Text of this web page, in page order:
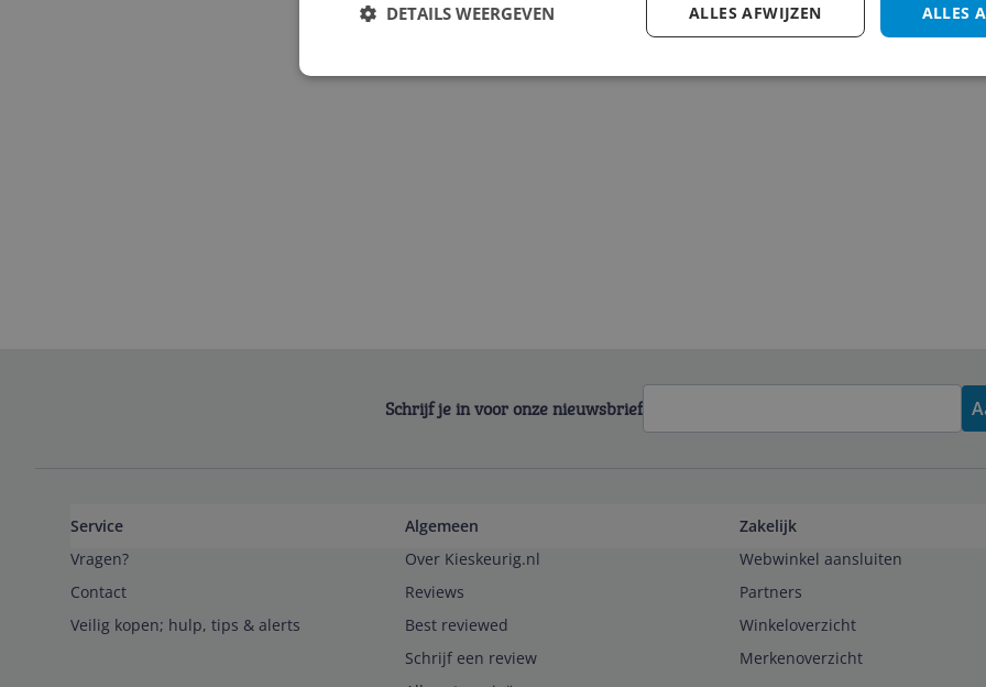
2
Schrijf je in voor onze nieuwsbrief
Service
Vragen?
Contact
Veilig kopen; hulp, tips & alerts
Algemeen
Over Kieskeurig.nl
Reviews
Best reviewed
Schrijf een review
Zakelijk
Webwinkel aansluiten
Partners
Winkeloverzicht
Merkenoverzicht
ALLES
ALLES AFWIJZEN
DETAILS WEERGEVEN